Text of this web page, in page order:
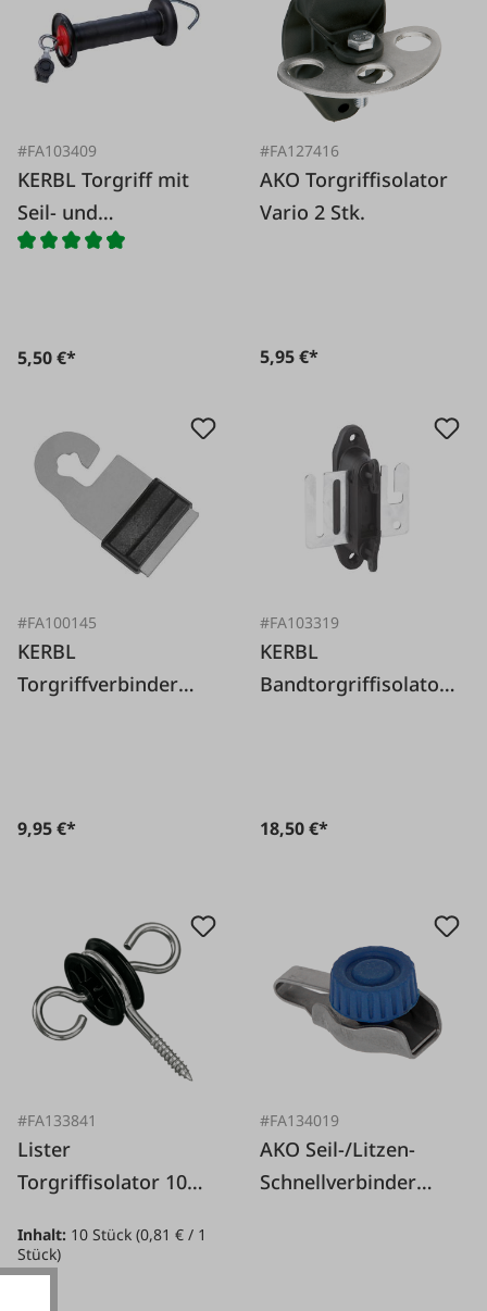
#FA103409
KERBL Torgriff mit
Seil- und
Litzenanschluss
5,50 €*
#FA127416
AKO Torgriffisolator
Vario 2 Stk.
5,95 €*
#FA100145
KERBL
Torgriffverbinder
9,95 €*
#FA103319
KERBL
Bandtorgriffisolator
18,50 €*
#FA133841
Lister
Torgriffisolator 10
Inhalt: 10 Stück(0,81 € / 1
Stück)
#FA134019
AKO Seil-/Litzen-
Schnellverbinder